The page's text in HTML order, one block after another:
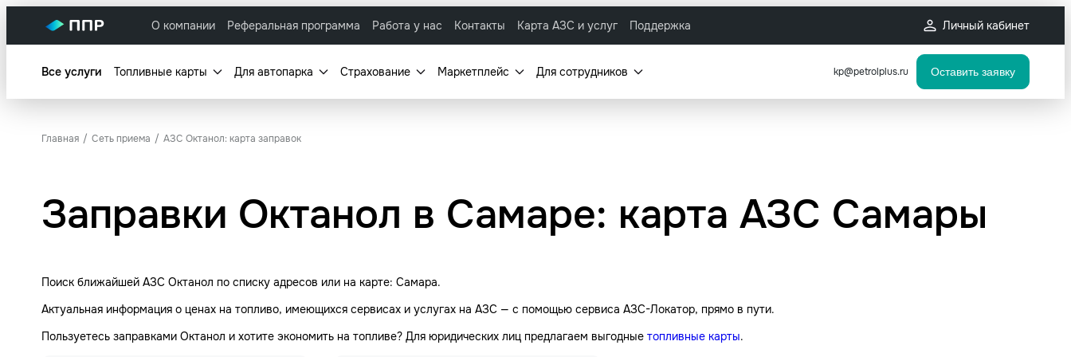
О компании Реферальная программа Работа у нас Контакты Карта АЗС и услуг Поддержка Личный кабинет
Все услуги Топливные карты Для автопарка Страхование Маркетплейс Для сотрудников kp@petrolplus.ru Оставить заявку
Главная Сеть приема АЗС Октанол: карта заправок
Заправки Октанол в Самаре: карта АЗС Самары
Поиск ближайшей АЗС Октанол по списку адресов или на карте: Самара.
Актуальная информация о ценах на топливо, имеющихся сервисах и услугах на АЗС — с помощью сервиса АЗС-Локатор, прямо в пути.
Пользуетесь заправками Октанол и хотите экономить на топливе? Для юридических лиц предлагаем выгодные топливные карты.